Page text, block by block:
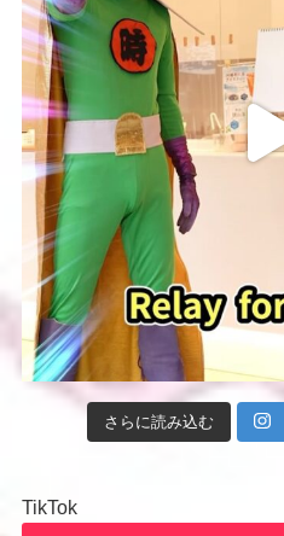
さらに読み込む
TikTok